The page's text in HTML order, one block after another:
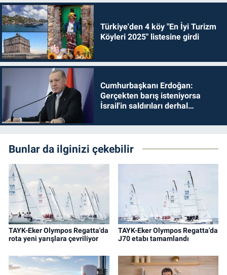
Türkiye'den 4 köy "En İyi Turizm
Köyleri 2025" listesine girdi
Cumhurbaşkanı Erdoğan:
Gerçekten barış isteniyorsa
İsrail'in saldırıları derhal
Bunlar da ilginizi çekebilir
TAYK-Eker Olympos Regatta'da
rota yeni yarışlara çevriliyor
TAYK-Eker Olympos Regatta'da
J70 etabı tamamlandı